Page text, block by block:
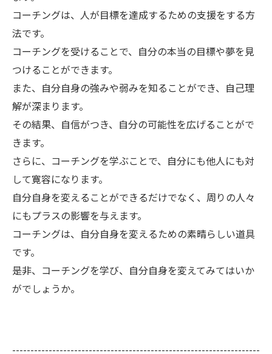
コーチングは、人が目標を達成するための支援をする方
法です。
コーチングを受けることで、自分の本当の目標や夢を見
つけることができます。
また、自分自身の強みや弱みを知ることができ、自己理
解が深まります。
その結果、自信がつき、自分の可能性を広げることがで
きます。
さらに、コーチングを学ぶことで、自分にも他人にも対
して寛容になります。
自分自身を変えることができるだけでなく、周りの人々
にもプラスの影響を与えます。
コーチングは、自分自身を変えるための素晴らしい道具
です。
是非、コーチングを学び、自分自身を変えてみてはいか
がでしょうか。
--------------------------------------------------------------------